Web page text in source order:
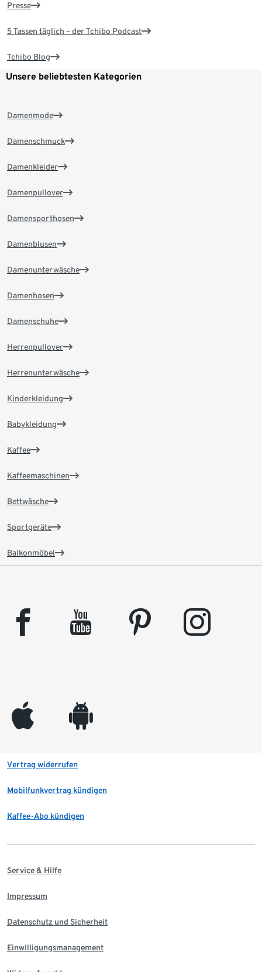
Presse
5 Tassen täglich – der Tchibo Podcast
Tchibo Blog
Unsere beliebtesten Kategorien
Damenmode
Damenschmuck
Damenkleider
Damenpullover
Damensporthosen
Damenblusen
Damenunterwäsche
Damenhosen
Damenschuhe
Herrenpullover
Herrenunterwäsche
Kinderkleidung
Babykleidung
Kaffee
Kaffeemaschinen
Bettwäsche
Sportgeräte
Balkonmöbel
facebook youtube pinterest instagram
appleinc android
Vertrag widerrufen
Mobilfunkvertrag kündigen
Kaffee-Abo kündigen
Service & Hilfe
Impressum
Datenschutz und Sicherheit
Einwilligungsmanagement